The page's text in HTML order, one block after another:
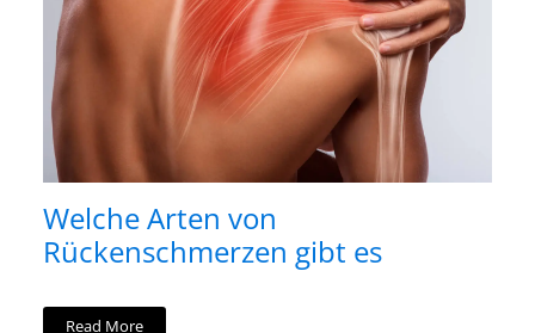
Welche Arten von
Rückenschmerzen gibt es
Read More